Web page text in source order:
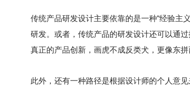
传统产品研发设计主要依靠的是一种“经验主
研发。或者，传统产品的研发设计还可以通
真正的产品创新，画虎不成反类犬，更像东拼
此外，还有一种路径是根据设计师的个人意